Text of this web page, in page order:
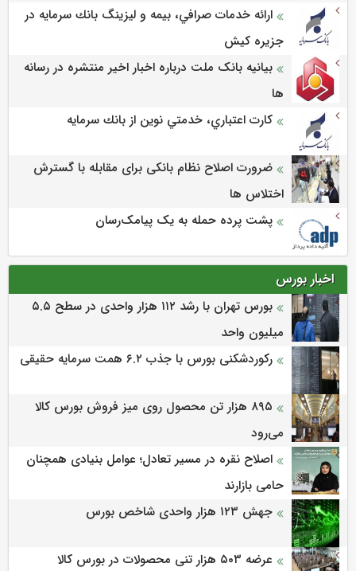
ارائه خدمات صرافي، بيمه و ليزينگ بانك سرمايه در
جزيره كيش
بیانیه بانک ملت درباره اخبار اخیر منتشره در رسانه
ها
كارت اعتباري، خدمتي نوين از بانك سرمايه
ضرورت اصلاح نظام بانکی برای مقابله با گسترش
اختلاس ها
پشت پرده حمله به یک پیامک‌رسان
اخبار بورس
بورس تهران با رشد ۱۱۲ هزار واحدی در سطح ۵.۵
میلیون واحد
رکوردشکنی بورس با جذب ۶.۲ همت سرمایه حقیقی
۸۹۵ هزار تن محصول روی میز فروش بورس کالا
می‌‌رود
اصلاح نقره در مسیر تعادل؛ عوامل بنیادی همچنان
حامی بازارند
جهش ۱۲۳ هزار واحدی شاخص بورس
عرضه ۵۰۳ هزار تنی محصولات در بورس کالا